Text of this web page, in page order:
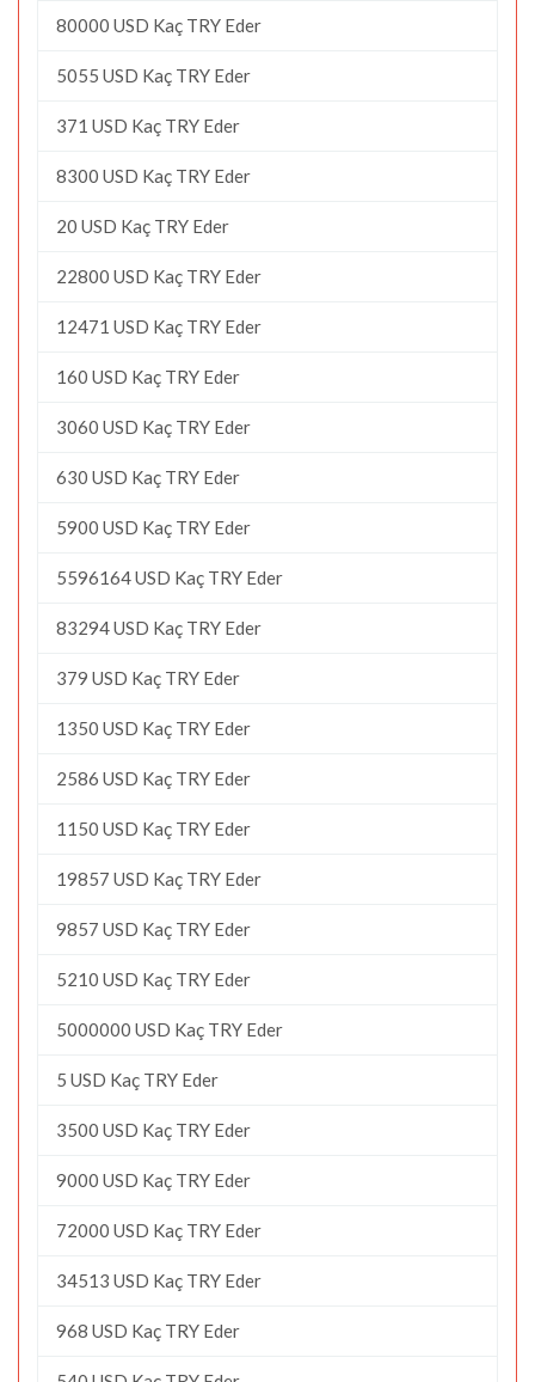
80000 USD Kaç TRY Eder
5055 USD Kaç TRY Eder
371 USD Kaç TRY Eder
8300 USD Kaç TRY Eder
20 USD Kaç TRY Eder
22800 USD Kaç TRY Eder
12471 USD Kaç TRY Eder
160 USD Kaç TRY Eder
3060 USD Kaç TRY Eder
630 USD Kaç TRY Eder
5900 USD Kaç TRY Eder
5596164 USD Kaç TRY Eder
83294 USD Kaç TRY Eder
379 USD Kaç TRY Eder
1350 USD Kaç TRY Eder
2586 USD Kaç TRY Eder
1150 USD Kaç TRY Eder
19857 USD Kaç TRY Eder
9857 USD Kaç TRY Eder
5210 USD Kaç TRY Eder
5000000 USD Kaç TRY Eder
5 USD Kaç TRY Eder
3500 USD Kaç TRY Eder
9000 USD Kaç TRY Eder
72000 USD Kaç TRY Eder
34513 USD Kaç TRY Eder
968 USD Kaç TRY Eder